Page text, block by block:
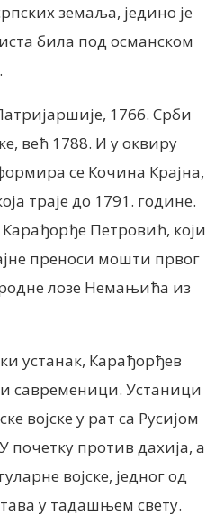
земаља, једино је
била под османском
1766. Срби
већ 1788. И у оквиру
се Кочина Крајна,
траје до 1791. године.
Петровић, који
преноси мошти првог
лозе Немањића из
устанак, Карађорђев
савременици. Устаници
војске у рат са Русијом
почетку против дахија, а
војске, једног од
у тадашњем свету.